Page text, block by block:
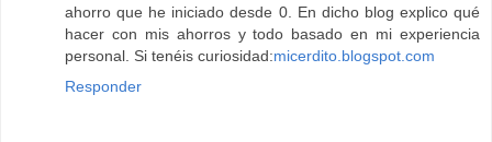
ahorro que he iniciado desde 0. En dicho blog explico qué
hacer con mis ahorros y todo basado en mi experiencia
personal. Si tenéis curiosidad:micerdito.blogspot.com
Responder